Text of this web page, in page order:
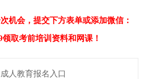
机会，提交下方表单或添加微信：
领取考前培训资料和网课！
成人教育报名入口